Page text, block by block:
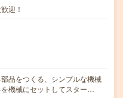
迎！
品をつくる、シンプルな機械
機械にセットしてスター…